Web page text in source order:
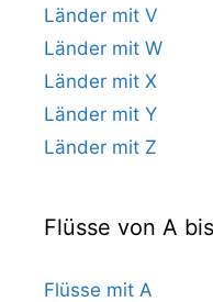
Länder mit V
Länder mit W
Länder mit X
Länder mit Y
Länder mit Z
Flüsse von A
Flüsse mit A